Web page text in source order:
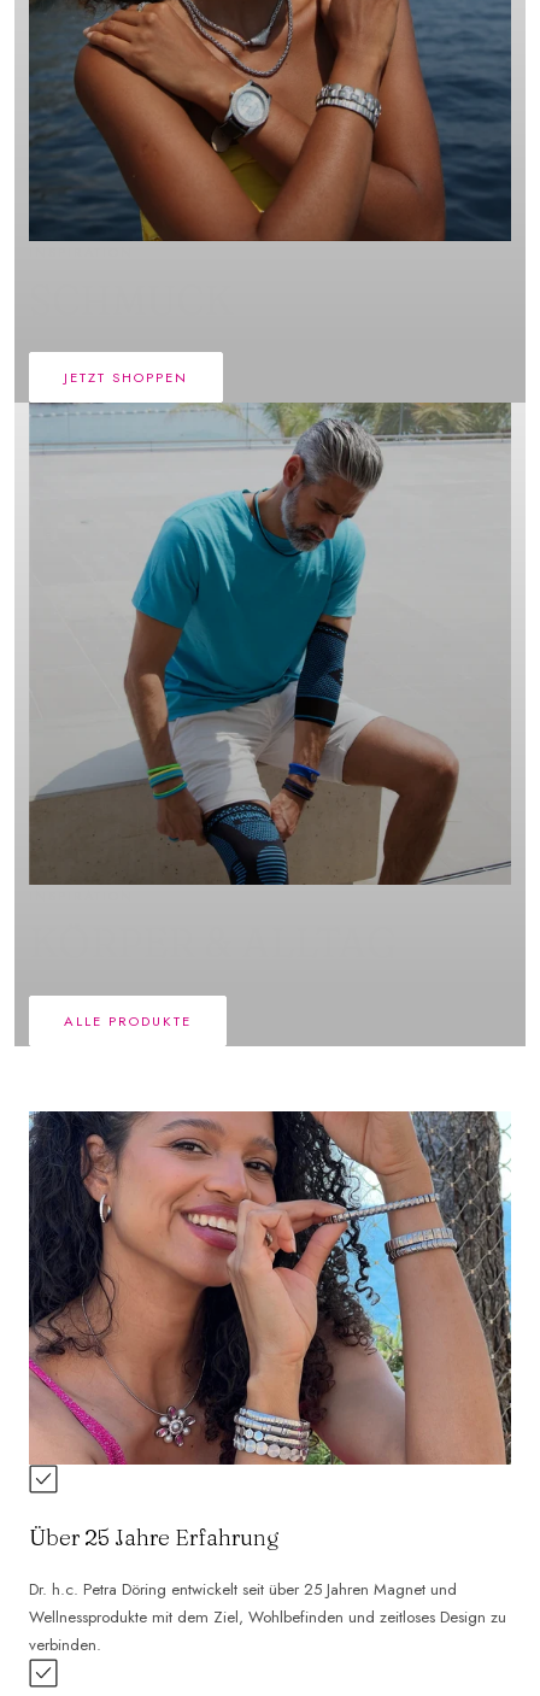
JETZT SHOPPEN
ALLE PRODUKTE
Über 25 Jahre Erfahrung
Dr. h.c. Petra Döring entwickelt seit über 25 Jahren Magnet und
Wellnessprodukte mit dem Ziel, Wohlbefinden und zeitloses Design zu
verbinden.